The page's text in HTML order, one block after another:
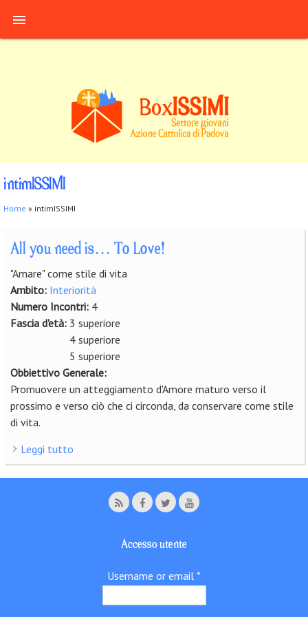

intimISSIMI
Tu sei qui
Home » intimISSIMI
All you need is… To Love!
"Amare" come stile di vita
Ambito: Interiorità
Numero Incontri: 4
Fascia d'età: 3 superiore
4 superiore
5 superiore
Obbiettivo Generale:
Promuovere un atteggiamento d'Amore maturo verso il
prossimo e verso ciò che ci circonda, da conservare come stile
di vita.
Leggi tutto
Accesso utente
Username or email *